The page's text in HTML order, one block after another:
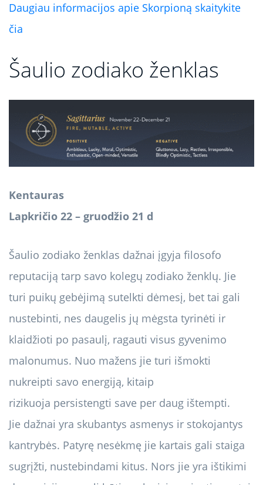
Daugiau informacijos apie Skorpioną skaitykite
čia
Šaulio zodiako ženklas
Kentauras
Lapkričio 22 – gruodžio 21 d
Šaulio zodiako ženklas dažnai įgyja filosofo
reputaciją tarp savo kolegų zodiako ženklų. Jie
turi puikų gebėjimą sutelkti dėmesį, bet tai gali
nustebinti, nes daugelis jų mėgsta tyrinėti ir
klaidžioti po pasaulį, ragauti visus gyvenimo
malonumus. Nuo mažens jie turi išmokti
nukreipti savo energiją, kitaip
rizikuoja persistengti save per daug ištempti.
Jie dažnai yra skubantys asmenys ir stokojantys
kantrybės. Patyrę nesėkmę jie kartais gali staiga
sugrįžti, nustebindami kitus. Nors jie yra ištikimi